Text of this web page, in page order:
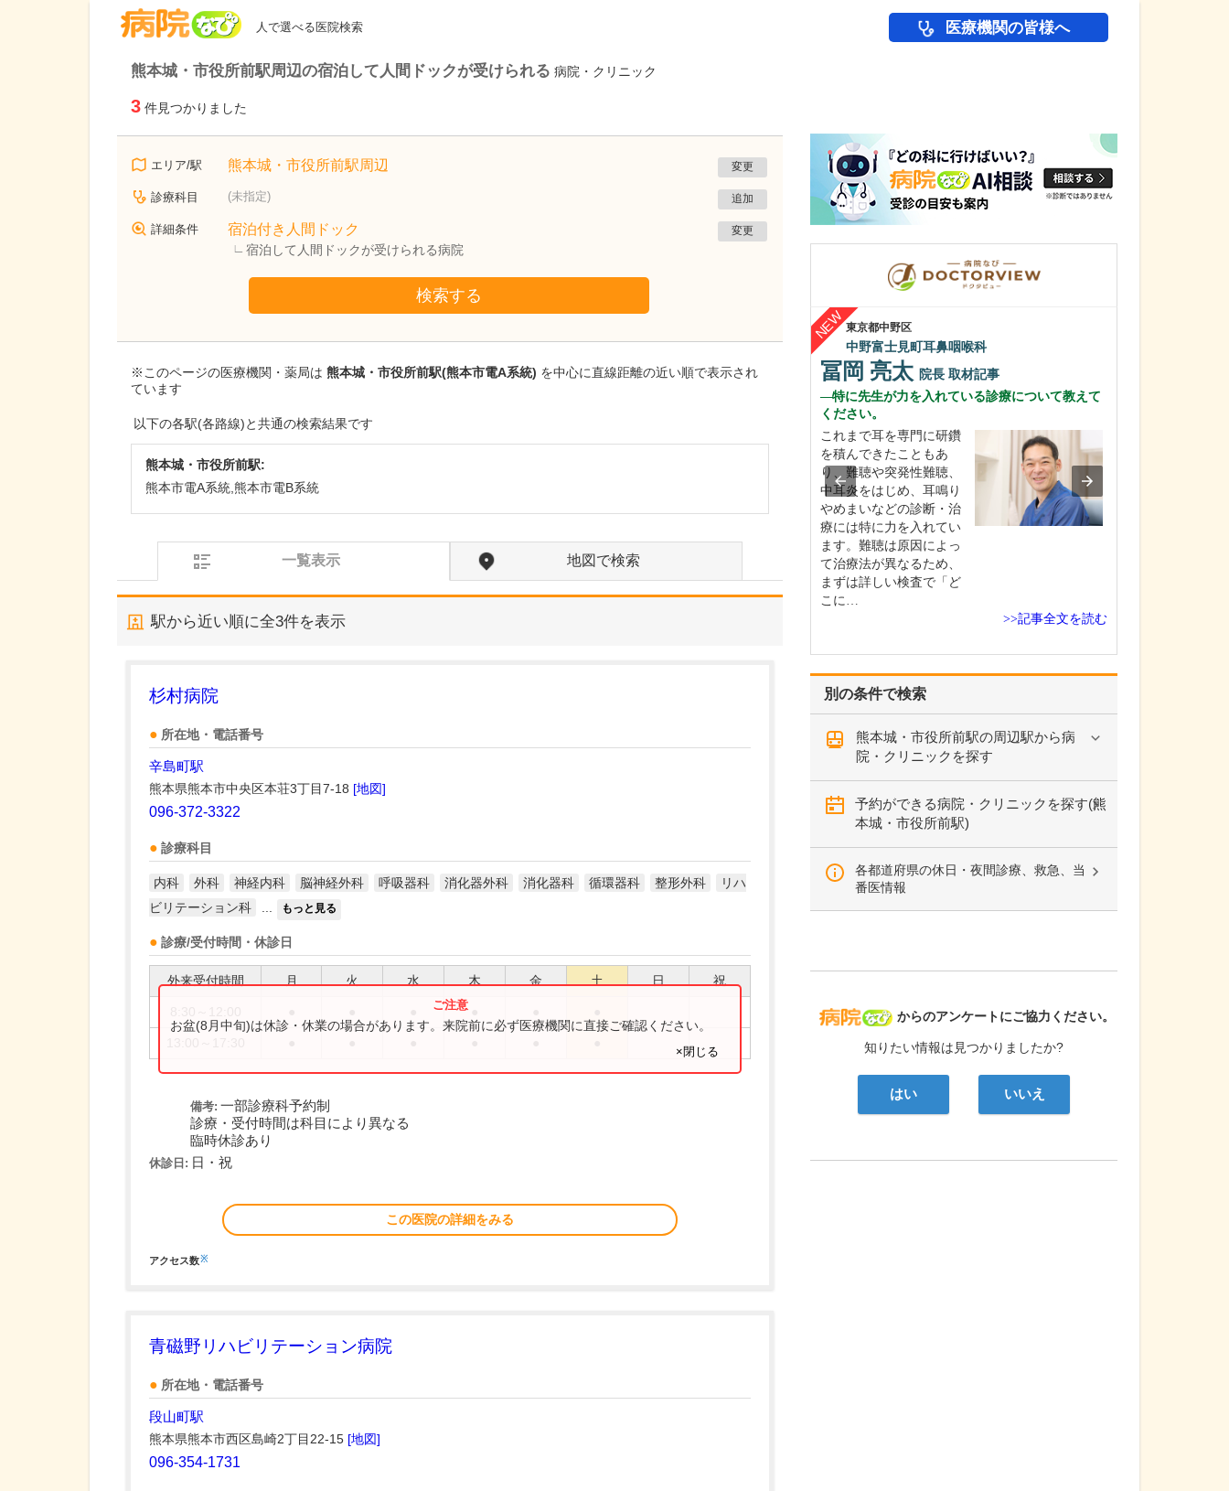
人で選べる医院検索 医療機関の皆様へ
熊本城・市役所前駅周辺の宿泊して人間ドックが受けられる 病院・クリニック
3 件見つかりました
エリア/駅 熊本城・市役所前駅周辺 変更
診療科目 (未指定) 追加
詳細条件 宿泊付き人間ドック
宿泊して人間ドックが受けられる病院
変更
検索する
※このページの医療機関・薬局は 熊本城・市役所前駅(熊本市電A系統) を中心に直線距離の近い順で表示され
ています
以下の各駅(各路線)と共通の検索結果です
熊本城・市役所前駅:
熊本市電A系統,熊本市電B系統
一覧表示 地図で検索
駅から近い順に全3件を表示
杉村病院
所在地・電話番号
辛島町駅
熊本県熊本市中央区本荘3丁目7-18 [地図]
096-372-3322
診療科目
内科 外科 神経内科 脳神経外科 呼吸器科 消化器外科 消化器科 循環器科 整形外科
リハ
ビリテーション科
もっと見る
診療/受付時間・休診日
外来受付時間 月 火 水 木 金 土 日 祝
お盆(8月中旬)は休診・休業の場合があります。来院前に必ず医療機関に直接ご確認ください。
×閉じる
備考: 一部診療科予約制
診療・受付時間は科目により異なる
臨時休診あり
休診日: 日・祝
この医院の詳細をみる
アクセス数※
青磁野リハビリテーション病院
所在地・電話番号
段山町駅
熊本県熊本市西区島崎2丁目22-15 [地図]
096-354-1731
別の条件で検索
熊本城・市役所前駅の周辺駅から病
院・クリニックを探す
予約ができる病院・クリニックを探す(熊
本城・市役所前駅)
各都道府県の休日・夜間診療、救急、当
番医情報
病院なび
からのアンケートにご協力ください。
知りたい情報は見つかりましたか?
はい いいえ
たかしお内科ハートクリニック
高潮 征爾院長取材記事
だんだん悪くなっていき
ます。大学病院で後進の
育成に取り組みつつ、高
度…
東京都中野区
中野富士見町耳鼻咽喉科
冨岡 亮太 院長 取材記事
特に先生が力を入れている診療について教えて
ください。
これまで耳を専門に研鑽
を積んできたこともあ
り、難聴や突発性難聴、
中耳炎をはじめ、耳鳴り
やめまいなどの診断・治
療には特に力を入れてい
ます。難聴は原因によっ
て治療法が異なるため、
まずは詳しい検査で「ど
こに…
>>記事全文を読む